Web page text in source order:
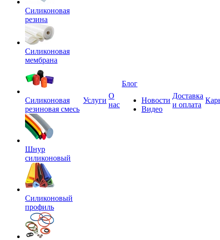
Силиконовая
резина
Силиконовая
мембрана
Силиконовая
резиновая смесь
Шнур
силиконовый
Силиконовый
профиль
Услуги
О
нас
Блог
Новости
Видео
Доставка
и оплата